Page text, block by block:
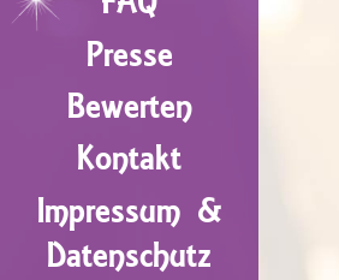
Presse
Bewerten
Kontakt
Impressum &
Datenschutz